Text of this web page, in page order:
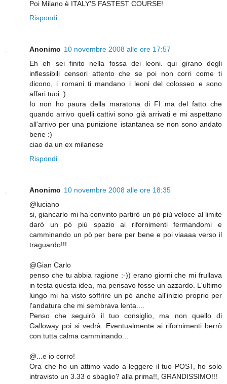
Poi Milano è ITALY'S FASTEST COURSE!
Rispondi
Anonimo 10 novembre 2008 alle ore 17:57
Eh eh sei finito nella fossa dei leoni. qui girano degli
inflessibili censori attento che se poi non corri come ti
dicono, i romani ti mandano i leoni del colosseo e sono
affari tuoi :)
Io non ho paura della maratona di FI ma del fatto che
quando arrivo quelli cattivi sono già arrivati e mi aspettano
all'arrivo per una punizione istantanea se non sono andato
bene :)
ciao da un ex milanese
Rispondi
Anonimo 10 novembre 2008 alle ore 18:35
@luciano
si, giancarlo mi ha convinto partirò un pò più veloce al limite
darò un pò più spazio ai rifornimenti fermandomi e
camminando un pò per bere per bene e poi viaaaa verso il
traguardo!!!
@Gian Carlo
penso che tu abbia ragione :-)) erano giorni che mi frullava
in testa questa idea, ma pensavo fosse un azzardo. L'ultimo
lungo mi ha visto soffrire un pò anche all'inizio proprio per
l'andatura che mi sembrava lenta....
Penso che seguirò il tuo consiglio, ma non quello di
Galloway poi si vedrà. Eventualmente ai rifornimenti berrò
con tutta calma camminando...
@...e io corro!
Ora che ho un attimo vado a leggere il tuo POST, ho solo
intravisto un 3.33 o sbaglio? alla prima!!, GRANDISSIMO!!!